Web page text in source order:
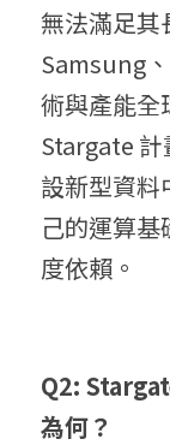
無法滿足其
Samsung
術與產能全
Stargate
設新型資料
己的運算
度依賴。
Q2:
為何？